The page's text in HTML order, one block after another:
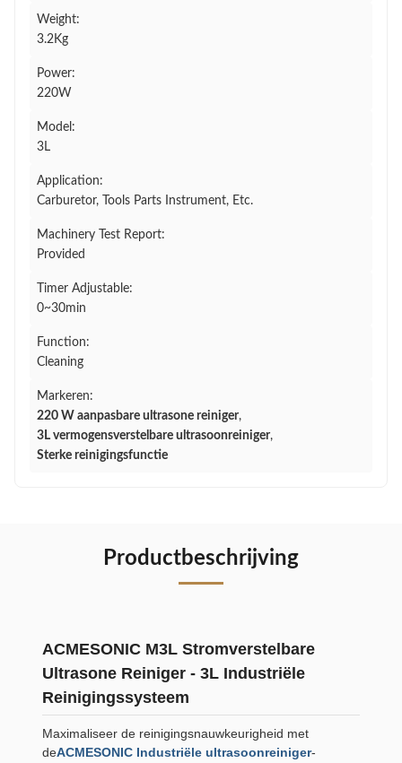
Weight:
3.2Kg
Power:
220W
Model:
3L
Application:
Carburetor, Tools Parts Instrument, Etc.
Machinery Test Report:
Provided
Timer Adjustable:
0~30min
Function:
Cleaning
Markeren:
220 W aanpasbare ultrasone reiniger,
3L vermogensverstelbare ultrasoonreiniger,
Sterke reinigingsfunctie
Productbeschrijving
ACMESONIC M3L Stromverstelbare
Ultrasone Reiniger - 3L Industriële
Reinigingssysteem
Maximaliseer de reinigingsnauwkeurigheid met
deACMESONIC Industriële ultrasoonreiniger-